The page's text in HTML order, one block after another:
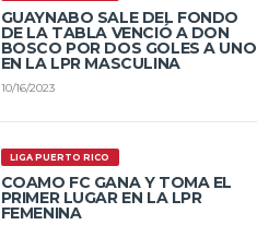
GUAYNABO SALE DEL FONDO
DE LA TABLA VENCIÓ A DON
BOSCO POR DOS GOLES A UNO
EN LA LPR MASCULINA
10/16/2023
LIGA PUERTO RICO
COAMO FC GANA Y TOMA EL
PRIMER LUGAR EN LA LPR
FEMENINA